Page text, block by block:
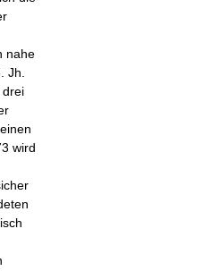
nahe
Jh.
drei
wird